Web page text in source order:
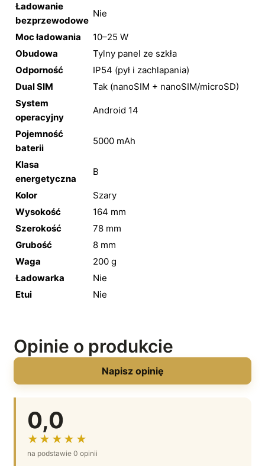
Ładowanie
bezprzewodowe
Nie
Moc ładowania
10–25 W
Obudowa
Tylny panel ze szkła
Odporność
IP54 (pył i zachlapania)
Dual SIM
Tak (nanoSIM + nanoSIM/microSD)
System
operacyjny
Android 14
Pojemność
baterii
5000 mAh
Klasa
energetyczna
B
Kolor
Szary
Wysokość
164 mm
Szerokość
78 mm
Grubość
8 mm
Waga
200 g
Ładowarka
Nie
Etui
Nie
Opinie o produkcie
Napisz opinię
0,0
★★★★★
na podstawie 0 opinii